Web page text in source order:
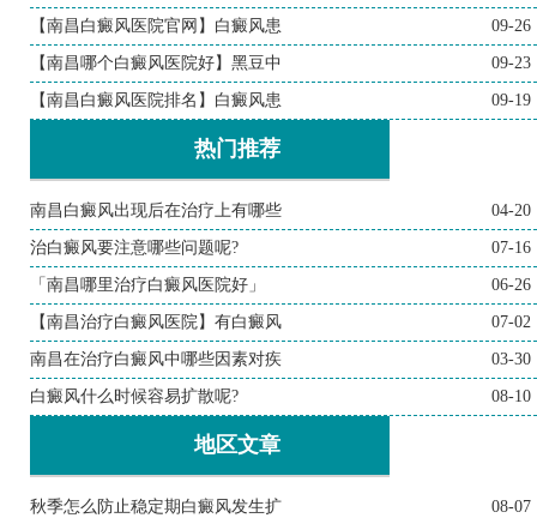
【南昌白癜风医院官网】白癜风患 09-26
【南昌哪个白癜风医院好】黑豆中 09-23
【南昌白癜风医院排名】白癜风患 09-19
热门推荐
南昌白癜风出现后在治疗上有哪些 04-20
治白癜风要注意哪些问题呢? 07-16
「南昌哪里治疗白癜风医院好」 06-26
【南昌治疗白癜风医院】有白癜风 07-02
南昌在治疗白癜风中哪些因素对疾 03-30
白癜风什么时候容易扩散呢? 08-10
地区文章
秋季怎么防止稳定期白癜风发生扩 08-07